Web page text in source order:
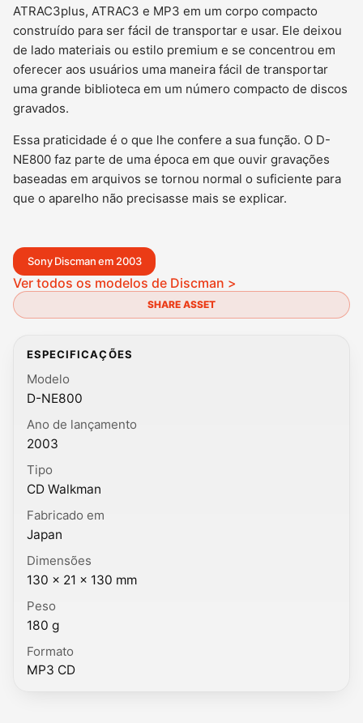
ATRAC3plus, ATRAC3 e MP3 em um corpo compacto
construído para ser fácil de transportar e usar. Ele deixou
de lado materiais ou estilo premium e se concentrou em
oferecer aos usuários uma maneira fácil de transportar
uma grande biblioteca em um número compacto de discos
gravados.
Essa praticidade é o que lhe confere a sua função. O D-
NE800 faz parte de uma época em que ouvir gravações
baseadas em arquivos se tornou normal o suficiente para
que o aparelho não precisasse mais se explicar.
Sony Discman em 2003
Ver todos os modelos de Discman >
SHARE ASSET
ESPECIFICAÇÕES
Modelo
D-NE800
Ano de lançamento
2003
Tipo
CD Walkman
Fabricado em
Japan
Dimensões
130 × 21 × 130 mm
Peso
180 g
Formato
MP3 CD